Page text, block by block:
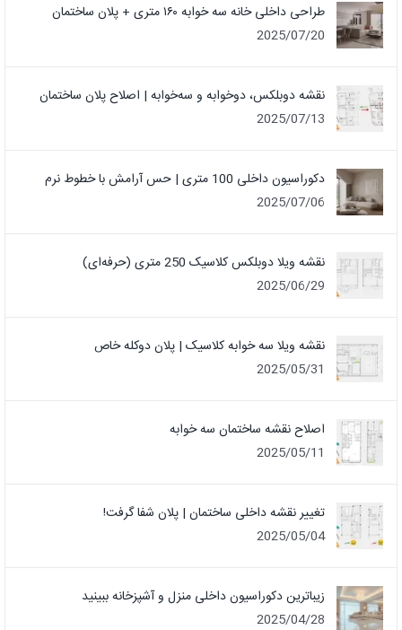
طراحی داخلی خانه سه خوابه ۱۶۰ متری + پلان ساختمان
2025/07/20
نقشه دوبلکس، دوخوابه و سه‌خوابه | اصلاح پلان ساختمان
2025/07/13
دکوراسیون داخلی 100 متری | حس آرامش با خطوط نرم
2025/07/06
نقشه ویلا دوبلکس کلاسیک 250 متری (حرفه‌ای)
2025/06/29
نقشه ویلا سه خوابه کلاسیک | پلان دوکله خاص
2025/05/31
اصلاح نقشه ساختمان سه خوابه
2025/05/11
تغییر نقشه داخلی ساختمان | پلان شفا گرفت!
2025/05/04
زیباترین دکوراسیون داخلی منزل و آشپزخانه ببینید
2025/04/28